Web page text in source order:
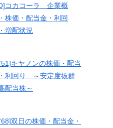
コカコーラ 企業概
株価・配当金・利回
増配状況
キヤノンの株価・配当
利回り ～安定度抜群
配当株～
双日の株価・配当金・